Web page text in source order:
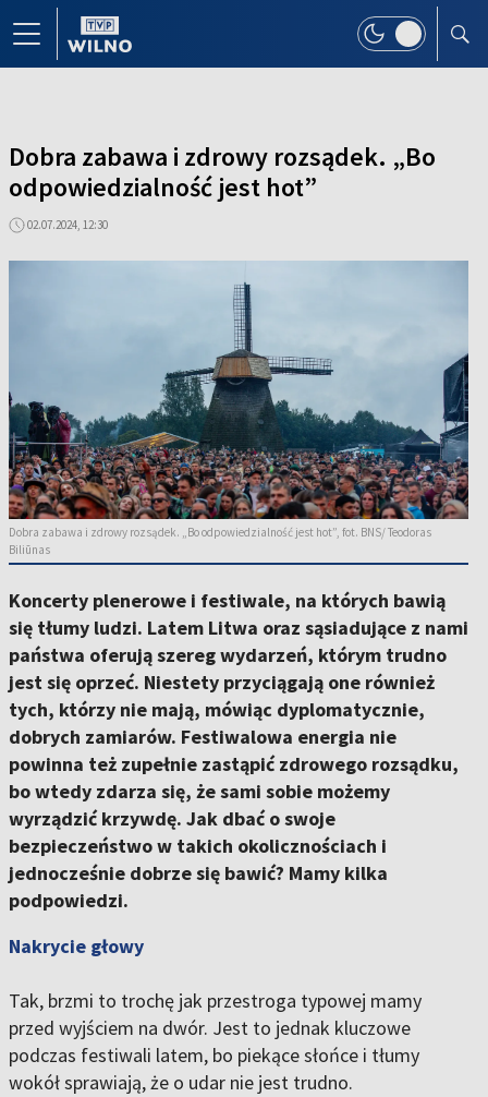
Dobra zabawa i zdrowy rozsądek. „Bo
odpowiedzialność jest hot”
02.07.2024, 12:30
Dobra zabawa i zdrowy rozsądek. „Bo odpowiedzialność jest hot”, fot. BNS/ Teodoras
Biliūnas
Koncerty plenerowe i festiwale, na których bawią
się tłumy ludzi. Latem Litwa oraz sąsiadujące z nami
państwa oferują szereg wydarzeń, którym trudno
jest się oprzeć. Niestety przyciągają one również
tych, którzy nie mają, mówiąc dyplomatycznie,
dobrych zamiarów. Festiwalowa energia nie
powinna też zupełnie zastąpić zdrowego rozsądku,
bo wtedy zdarza się, że sami sobie możemy
wyrządzić krzywdę. Jak dbać o swoje
bezpieczeństwo w takich okolicznościach i
jednocześnie dobrze się bawić? Mamy kilka
podpowiedzi.
Nakrycie głowy
Tak, brzmi to trochę jak przestroga typowej mamy
przed wyjściem na dwór. Jest to jednak kluczowe
podczas festiwali latem, bo piekące słońce i tłumy
wokół sprawiają, że o udar nie jest trudno.